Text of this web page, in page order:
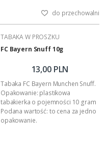
do przechowalni
TABAKA W PROSZKU
FC Bayern Snuff 10g
13,00 PLN
Tabaka FC Bayern Munchen Snuff.
Opakowanie: plastikowa
tabakierka o pojemności 10 gram
Podana wartość: to cena za jedno
opakowanie.